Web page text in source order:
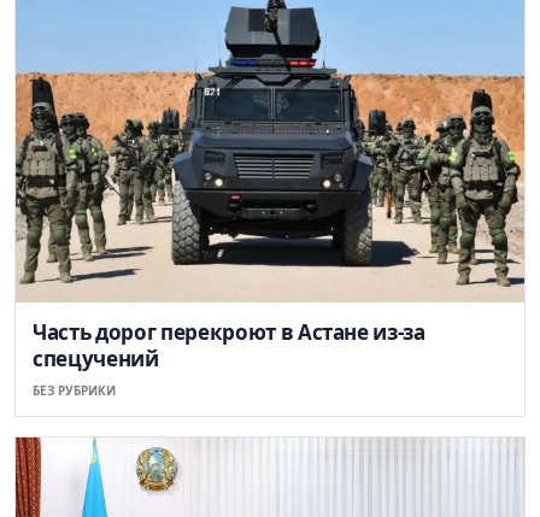
Часть дорог перекроют в Астане из-за
спецучений
БЕЗ РУБРИКИ